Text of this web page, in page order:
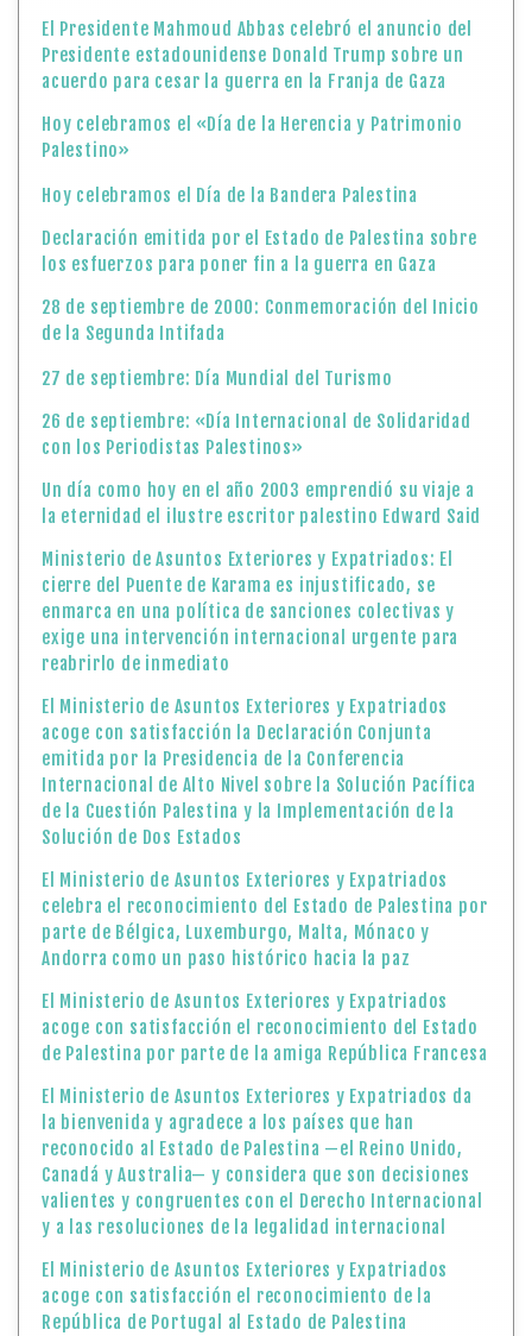
El Presidente Mahmoud Abbas celebró el anuncio del
Presidente estadounidense Donald Trump sobre un
acuerdo para cesar la guerra en la Franja de Gaza
Hoy celebramos el «Día de la Herencia y Patrimonio
Palestino»
Hoy celebramos el Día de la Bandera Palestina
Declaración emitida por el Estado de Palestina sobre
los esfuerzos para poner fin a la guerra en Gaza
28 de septiembre de 2000: Conmemoración del Inicio
de la Segunda Intifada
27 de septiembre: Día Mundial del Turismo
26 de septiembre: «Día Internacional de Solidaridad
con los Periodistas Palestinos»
Un día como hoy en el año 2003 emprendió su viaje a
la eternidad el ilustre escritor palestino Edward Said
Ministerio de Asuntos Exteriores y Expatriados: El
cierre del Puente de Karama es injustificado, se
enmarca en una política de sanciones colectivas y
exige una intervención internacional urgente para
reabrirlo de inmediato
El Ministerio de Asuntos Exteriores y Expatriados
acoge con satisfacción la Declaración Conjunta
emitida por la Presidencia de la Conferencia
Internacional de Alto Nivel sobre la Solución Pacífica
de la Cuestión Palestina y la Implementación de la
Solución de Dos Estados
El Ministerio de Asuntos Exteriores y Expatriados
celebra el reconocimiento del Estado de Palestina por
parte de Bélgica, Luxemburgo, Malta, Mónaco y
Andorra como un paso histórico hacia la paz
El Ministerio de Asuntos Exteriores y Expatriados
acoge con satisfacción el reconocimiento del Estado
de Palestina por parte de la amiga República Francesa
El Ministerio de Asuntos Exteriores y Expatriados da
la bienvenida y agradece a los países que han
reconocido al Estado de Palestina —el Reino Unido,
Canadá y Australia— y considera que son decisiones
valientes y congruentes con el Derecho Internacional
y a las resoluciones de la legalidad internacional
El Ministerio de Asuntos Exteriores y Expatriados
acoge con satisfacción el reconocimiento de la
República de Portugal al Estado de Palestina